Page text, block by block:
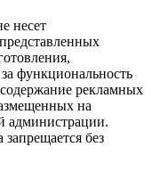
несет
функциональность
рекламных
на
администрации.
без